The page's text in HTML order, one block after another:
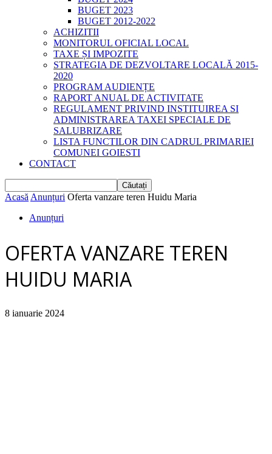
BUGET 2023
BUGET 2012-2022
ACHIZITII
MONITORUL OFICIAL LOCAL
TAXE ȘI IMPOZITE
STRATEGIA DE DEZVOLTARE LOCALĂ 2015-
2020
PROGRAM AUDIENȚE
RAPORT ANUAL DE ACTIVITATE
REGULAMENT PRIVIND INSTITUIREA SI
ADMINISTRAREA TAXEI SPECIALE DE
SALUBRIZARE
LISTA FUNCTILOR DIN CADRUL PRIMARIEI
COMUNEI GOIESTI
CONTACT
Acasă Anunțuri Oferta vanzare teren Huidu Maria
Anunțuri
OFERTA VANZARE TEREN
HUIDU MARIA
8 ianuarie 2024